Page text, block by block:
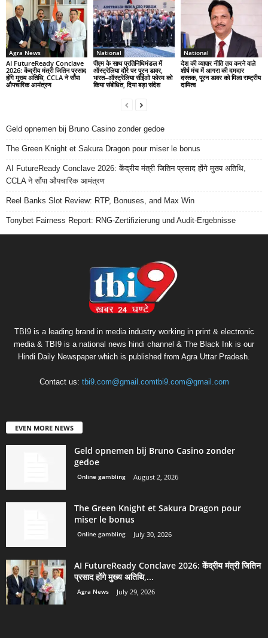
Agra News
AI FutureReady Conclave
2026: केंद्रीय मंत्री जितिन प्रसाद
होंगे मुख्य अतिथि, CCLA ने सौंपा
औपचारिक आमंत्रण
National
पीएम के साथ प्रतिनिधिमंडल में
ऑस्ट्रेलिया दौरे पर पूरन डावर,
भारत–ऑस्ट्रेलिया सीईओ फोरम को
किया संबोधित, दिया बड़ा संदेश
National
देश की व्यापार नीति तय करने वाले
शीर्ष मंच में आगरा की दमदार
दस्तक, पूरन डावर को मिला राष्ट्रीय
दायित्व
Geld opnemen bij Bruno Casino zonder gedoe
The Green Knight et Sakura Dragon pour miser le bonus
AI FutureReady Conclave 2026: केंद्रीय मंत्री जितिन प्रसाद होंगे मुख्य अतिथि,
CCLA ने सौंपा औपचारिक आमंत्रण
Reel Banks Slot Review: RTP, Bonuses, and Max Win
Tonybet Fairness Report: RNG-Zertifizierung und Audit-Ergebnisse
TBI9 is a leading brand in media industry working in print & electronic
media & TBI9 is a national news hindi channel & The Black Ink is our
Hindi Daily Newspaper which is published from Agra Uttar Pradesh.
Contact us: tbi9.com@gmail.comtbi9.com@gmail.com
EVEN MORE NEWS
Geld opnemen bij Bruno Casino zonder
gedoe
Online gambling August 2, 2026
The Green Knight et Sakura Dragon pour
miser le bonus
Online gambling July 30, 2026
AI FutureReady Conclave 2026: केंद्रीय मंत्री जितिन
प्रसाद होंगे मुख्य अतिथि,...
Agra News July 29, 2026